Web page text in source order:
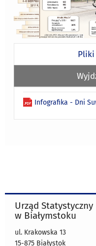
Infografika - Dni
Urząd Statystyczny
w Białymstoku
ul. Krakowska 13
15-875 Białystok